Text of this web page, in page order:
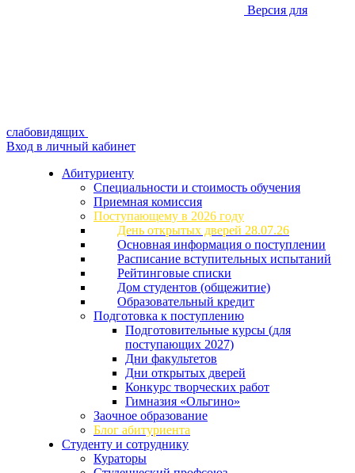
Версия для
слабовидящих
Вход в личный кабинет
Абитуриенту
Специальности и стоимость обучения
Приемная комиссия
Поступающему в 2026 году
День открытых дверей 28.07.26
Основная информация о поступлении
Расписание вступительных испытаний
Рейтинговые списки
Дом студентов (общежитие)
Образовательный кредит
Подготовка к поступлению
Подготовительные курсы (для
поступающих 2027)
Дни факультетов
Дни открытых дверей
Конкурс творческих работ
Гимназия «Ольгино»
Заочное образование
Блог абитуриента
Студенту и сотруднику
Кураторы